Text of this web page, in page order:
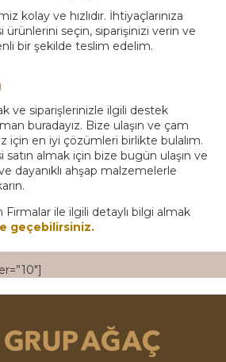
kolay ve hızlıdır. İhtiyaçlarınıza
seçin, siparişinizi verin ve
bir şekilde teslim edelim.
ve siparişlerinizle ilgili destek
buradayız. Bize ulaşın ve çam
için en iyi çözümleri birlikte bulalım.
almak için bize bugün ulaşın ve
dayanıklı ahşap malzemelerle
Firmalar ile ilgili detaylı bilgi almak
geçebilirsiniz.